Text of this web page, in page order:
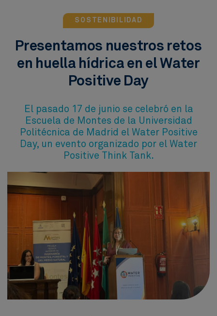
SOSTENIBILIDAD
Presentamos nuestros retos
en huella hídrica en el Water
Positive Day
El pasado 17 de junio se celebró en la
Escuela de Montes de la Universidad
Politécnica de Madrid el Water Positive
Day, un evento organizado por el Water
Positive Think Tank.